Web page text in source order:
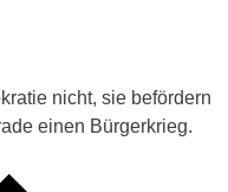
nicht, sie befördern
einen Bürgerkrieg.